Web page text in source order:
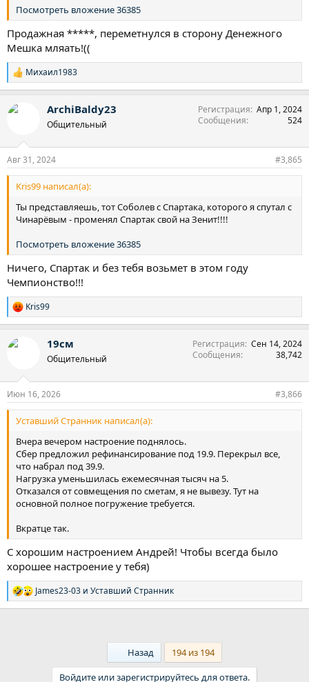
Посмотреть вложение 36385
Продажная *****, переметнулся в сторону Денежного
Мешка мляать!((
Р
е
к
Михаил1983
ArchiBaldy23
Общительный
Регистрация Апр 1, 2024
Сообщения
524
Авг 31, 2024 #3,865
Kris99 написал(а):
Ты представляешь, тот Соболев с Спартака, которого я спутал с
Чинарёвым - променял Спартак свой на Зенит!!!!
Посмотреть вложение 36385
Ничего, Спартак и без тебя возьмет в этом году
Чемпионство!!!
Р
е
к
Kris99
19см
Общительный
Регистрация Сен 14, 2024
Сообщения
38,742
Июн 16, 2026 #3,866
Уставший Странник написал(а):
Вчера вечером настроение поднялось.
Сбер предложил рефинансирование под 19.9. Перекрыл все,
что набрал под 39.9.
Нагрузка уменьшилась ежемесячная тысяч на 5.
Отказался от совмещения по сметам, я не вывезу. Тут на
основной полное погружение требуется.
Вкратце так.
С хорошим настроением Андрей! Чтобы всегда было
хорошее настроение у тебя)
Р
е
James23-03 и Уставший Странник
Назад
194 из 194
Войдите или зарегистрируйтесь для ответа.